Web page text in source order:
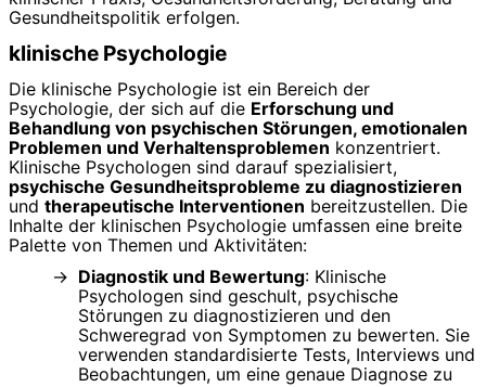
Gesundheitspolitik erfolgen.
klinische Psychologie
Die klinische Psychologie ist ein Bereich der
Psychologie, der sich auf die Erforschung und
Behandlung von psychischen Störungen, emotionalen
Problemen und Verhaltensproblemen konzentriert.
Klinische Psychologen sind darauf spezialisiert,
psychische Gesundheitsprobleme zu diagnostizieren
und therapeutische Interventionen bereitzustellen. Die
Inhalte der klinischen Psychologie umfassen eine breite
Palette von Themen und Aktivitäten:
Diagnostik und Bewertung: Klinische
Psychologen sind geschult, psychische
Störungen zu diagnostizieren und den
Schweregrad von Symptomen zu bewerten. Sie
verwenden standardisierte Tests, Interviews und
Beobachtungen, um eine genaue Diagnose zu